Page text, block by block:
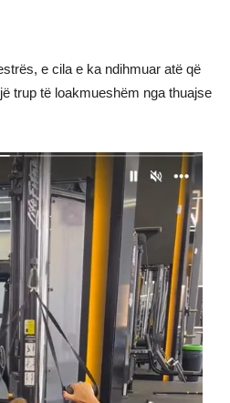
e cila e ka ndihmuar atë që
trup të loakmueshëm nga thuajse